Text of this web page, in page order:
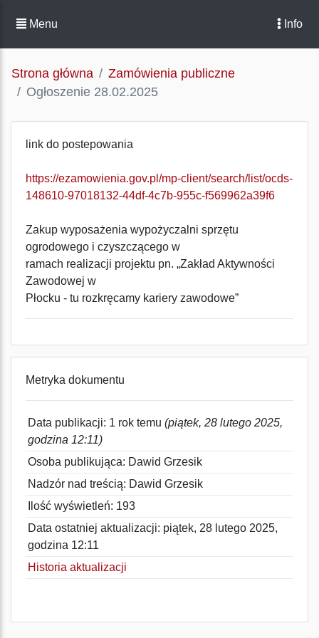
Menu Info
Strona główna
Zamówienia publiczne
Ogłoszenie 28.02.2025
link do postepowania
https://ezamowienia.gov.pl/mp-client/search/list/ocds-
148610-97018132-44df-4c7b-955c-f569962a39f6
Zakup wyposażenia wypożyczalni sprzętu
ogrodowego i czyszczącego w
ramach realizacji projektu pn. „Zakład Aktywności
Zawodowej w
Płocku - tu rozkręcamy kariery zawodowe”
Metryka dokumentu
Data publikacji: 1 rok temu (piątek, 28 lutego 2025,
godzina 12:11)
Osoba publikująca: Dawid Grzesik
Nadzór nad treścią: Dawid Grzesik
Ilość wyświetleń: 193
Data ostatniej aktualizacji: piątek, 28 lutego 2025,
godzina 12:11
Historia aktualizacji